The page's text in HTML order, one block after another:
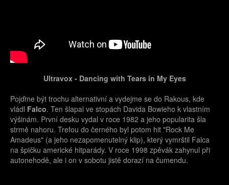
Ultravox - Dancing with Tears in My Eyes
Pojďme být trochu alternativní a vydejme se do Rakous, kde
vládl Falco. Ten šlapal ve stopách Davida Bowieho k vlastním
výšinám. První desku vydal v roce 1982 a jeho popularita šla
strmě nahoru. Trefou do černého byl potom hit "Rock Me
Amadeus" (a jeho nezapomenutelný klip), který vymrštil Falca
na špičku americké hitparády. V roce 1998 zpěvák zahynul při
autonehodě, ale i on v sobotu jistě dorazí na čumendu.